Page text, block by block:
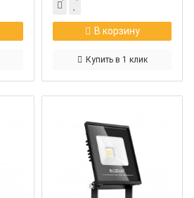
В корзину
Купить в 1 клик